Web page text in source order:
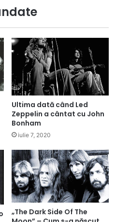
Ultima dată când Led
Zeppelin a cântat cu John
Bonham
iulie 7, 2020
„The Dark Side Of The